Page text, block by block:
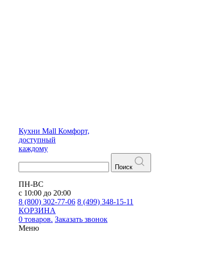
Кухни Mall Комфорт,
доступный
каждому
Поиск
ПН-ВС
с 10:00 до 20:00
8 (800) 302-77-06 8 (499) 348-15-11
КОРЗИНА
0 товаров. Заказать звонок
Меню